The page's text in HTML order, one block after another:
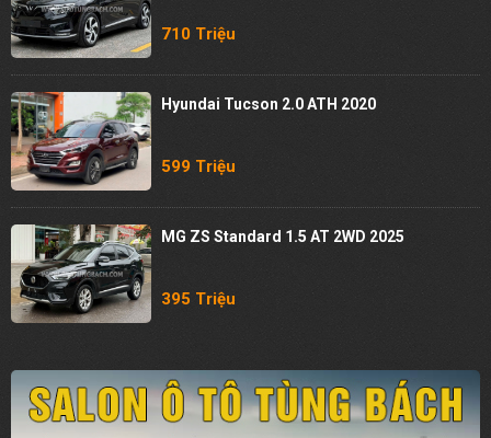
710 Triệu
Hyundai Tucson 2.0 ATH 2020
599 Triệu
MG ZS Standard 1.5 AT 2WD 2025
395 Triệu